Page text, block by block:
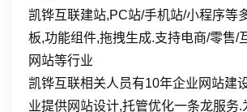
凯铧互联建站,PC站/手机站/小程序等
板,功能组件,拖拽生成.支持电商/零售/
网站等行业
凯铧互联相关人员有10年企业网站建
业提供网站设计,托管优化一条龙服务.